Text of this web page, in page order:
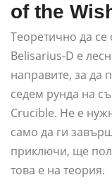
of the
Теоретично да
Belisarius-D е
направите, за да
седем рунда на
Crucible. Не е
само да ги
приключи, ще
това е на теория.